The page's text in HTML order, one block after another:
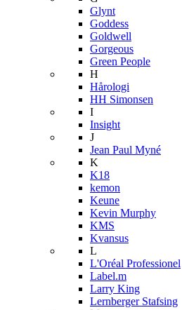
Glynt
Goddess
Goldwell
Gorgeous
Green People
H
Hårologi
HH Simonsen
I
Insight
J
Jean Paul Myné
K
K18
kemon
Keune
Kevin Murphy
KMS
Kvansus
L
L'Oréal Professionel
Label.m
Larry King
Lernberger Stafsing